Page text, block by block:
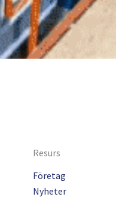
Resurs
Företag
Nyheter